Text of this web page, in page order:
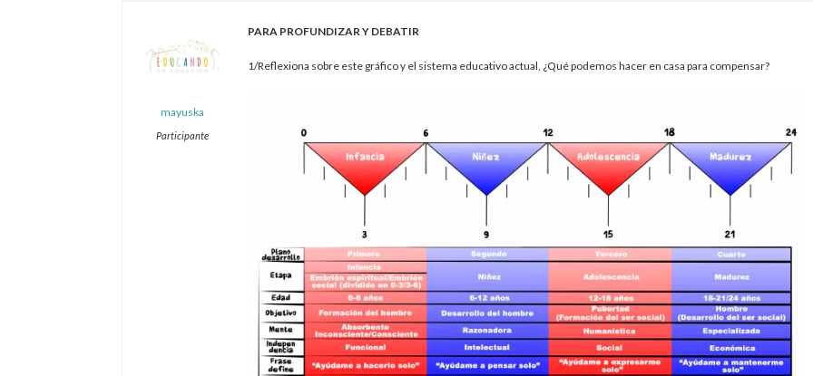
mayuska
Participante
PARA PROFUNDIZAR Y DEBATIR
1/Reflexiona sobre este gráfico y el sistema educativo actual, ¿Qué podemos hacer en casa para compensar?